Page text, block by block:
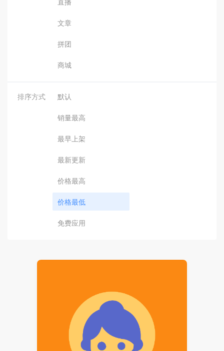
文章
拼团
商城
排序方式 默认
销量最高
最早上架
最新更新
价格最高
价格最低
免费应用